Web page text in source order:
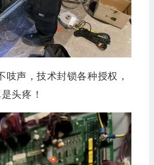
吱声，技术封锁各种授权，
头疼！